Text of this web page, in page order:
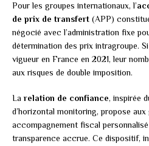
Pour les groupes internationaux, l’
de prix de transfert (APP)
négocié avec l’administration fixe
détermination des prix intragroupe.
vigueur en France en 2021, leur
aux risques de double imposition.
La relation de confiance, inspirée
d’horizontal monitoring, propose
accompagnement fiscal personnalisé
transparence accrue. Ce dispositif,